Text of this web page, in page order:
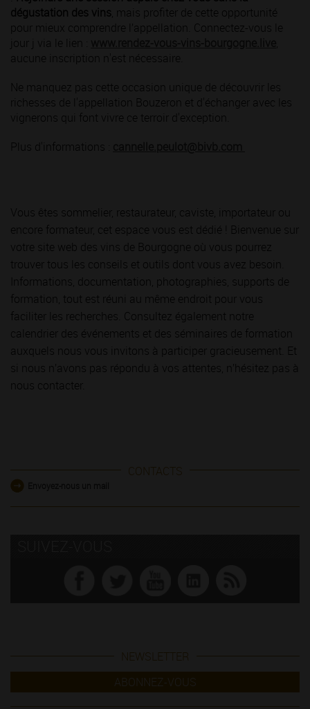
Vous êtes sommelier, restaurateur, caviste, importateur ou
encore formateur, cet espace vous est dédié ! Bienvenue sur
votre site web des vins de Bourgogne où vous pourrez
trouver tous les conseils et outils dont vous avez besoin.
Informations, documentation, photographies, supports de
formation, tout est réuni au même endroit pour vous
faciliter les recherches. Consultez également notre
calendrier des événements et des séminaires de formation
auxquels nous vous invitons à participer gracieusement. Et
si nous n’avons pas répondu à vos attentes, n’hésitez pas à
nous contacter.
CONTACTS
NEWSLETTER
ABONNEZ-VOUS
dégustation des vins , mais profiter de cette opportunité
pour mieux comprendre l’appellation. Connectez-vous le
jour j via le lien :
aucune inscription n'est nécessaire.
Ne manquez pas cette occasion unique de découvrir les
richesses de l'appellation Bouzeron et d'échanger avec les
vignerons qui font vivre ce terroir d'exception.
Plus d'informations :